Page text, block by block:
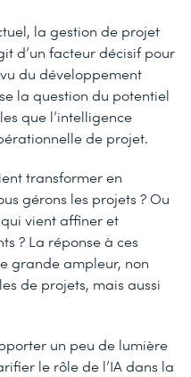
la gestion de projet
d’un facteur décisif pour
du développement
la question du potentiel
que l’intelligence
de projet.
transformer en
gérons les projets ? Ou
vient affiner et
? La réponse à ces
grande ampleur, non
de projets, mais aussi
un peu de lumière
le rôle de l’IA dans la